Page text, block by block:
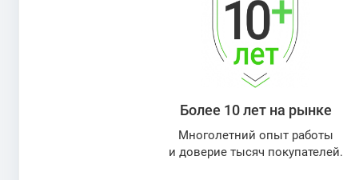
Более 10 лет на рынке
Многолетний опыт работы
и доверие тысяч покупателей.